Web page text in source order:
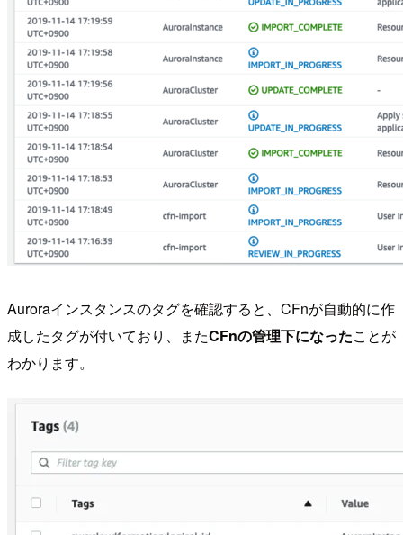
Auroraインスタンスのタグを確認すると、CFnが自動的に作
成したタグが付いており、またCFnの管理下になったことが
わかります。